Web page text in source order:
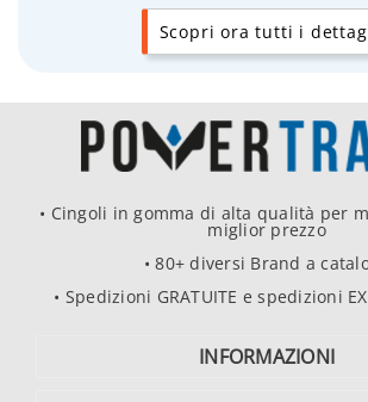
Scopri ora tutti i
• Cingoli in gomma di alta qualità per
miglior prezzo
• 80+ diversi Brand a
• Spedizioni GRATUITE e spedizioni
INFORMAZIONI